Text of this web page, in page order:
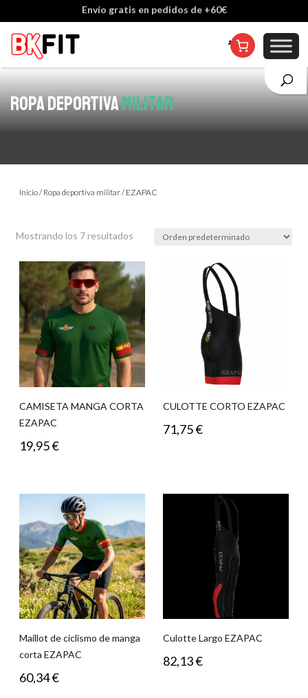
Cambio de talla incluido, excepto en personalizados
ROPA DEPORTIVAMILITAR
Inicio/ Ropa deportiva militar/ EZAPAC
Mostrando los 7 resultados
CAMISETA MANGA CORTA
EZAPAC
19,95€
CULOTTE CORTO EZAPAC
71,75€
Maillot de ciclismo de manga
corta EZAPAC
60,34€
Culotte Largo EZAPAC
82,13€